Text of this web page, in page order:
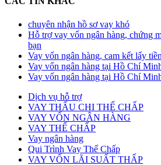
chuyên nhận hồ sơ vay khó
Hỗ trợ vay vốn ngân hàng, chứng
bạn
Vay vốn ngân hàng, cam kết lấy
Vay vốn ngân hàng tại Hồ Chí
Vay vốn ngân hàng tại Hồ Chí
Dịch vụ hỗ trợ
VAY THẤU CHI THẾ CHẤP
VAY VỐN NGÂN HÀNG
VAY THẾ CHẤP
Vay ngân hàng
Qui Trình Vay Thế Chấp
VAY VỐN LÃI SUẤT THẤP